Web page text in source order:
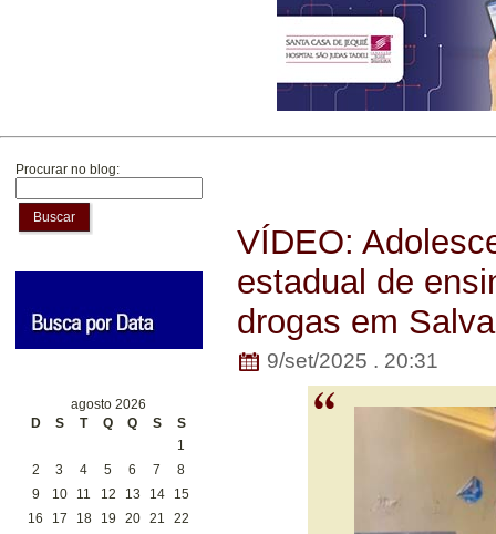
Procurar no blog:
Buscar
agosto 2026
D
S T Q Q S
S
1
2
3 4 5 6 7
8
9
10 11 12 13 14
15
16
17 18 19 20 21
22
VÍDEO:
estadual de
drogas em
9/set/2025 . 20:31